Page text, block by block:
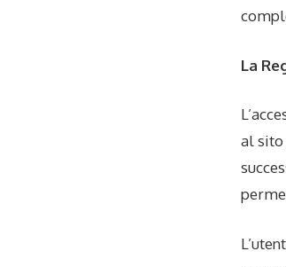
La
al sito